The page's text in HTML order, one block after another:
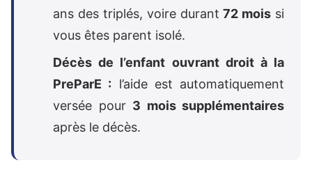
ans des triplés, voire durant 72 mois si
vous êtes parent isolé.
Décès de l’enfant ouvrant droit à la
PreParE : l’aide est automatiquement
versée pour 3 mois supplémentaires
après le décès.